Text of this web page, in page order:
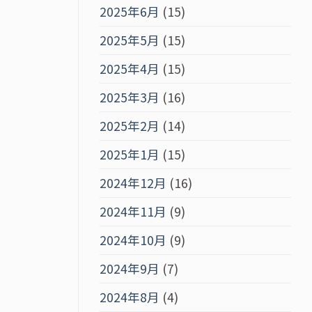
2025年6月 (15)
2025年5月 (15)
2025年4月 (15)
2025年3月 (16)
2025年2月 (14)
2025年1月 (15)
2024年12月 (16)
2024年11月 (9)
2024年10月 (9)
2024年9月 (7)
2024年8月 (4)